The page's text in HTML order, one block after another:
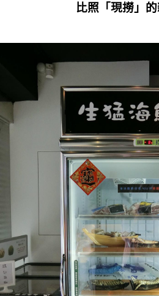
比照「現撈」